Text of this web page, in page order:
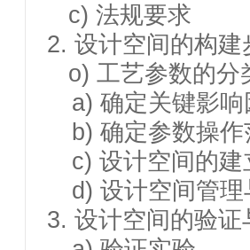
c) 法规要求
2. 设计空间的构建
o) 工艺参数的分
a) 确定关键影响
b) 确定参数操
c) 设计空间的建
d) 设计空间管
3. 设计空间的验证